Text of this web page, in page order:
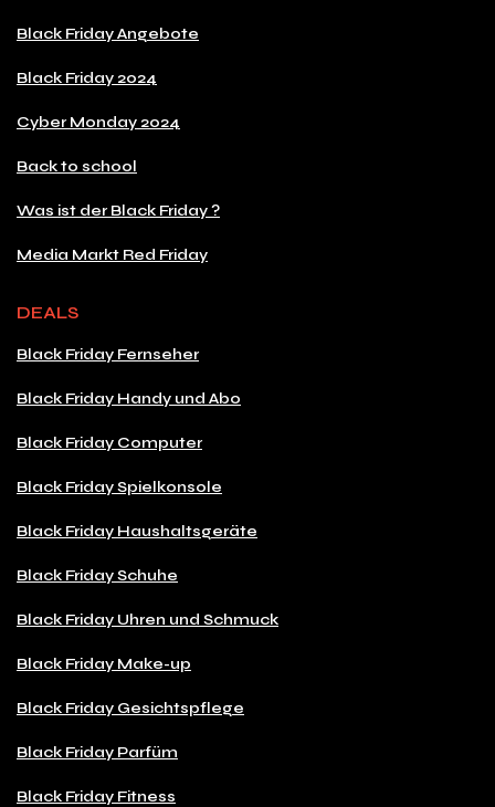
Black Friday Angebote
Black Friday 2024
Cyber Monday 2024
Back to school
Was ist der Black Friday ?
Media Markt Red Friday
DEALS
Black Friday Fernseher
Black Friday Handy und Abo
Black Friday Computer
Black Friday Spielkonsole
Black Friday Haushaltsgeräte
Black Friday Schuhe
Black Friday Uhren und Schmuck
Black Friday Make-up
Black Friday Gesichtspflege
Black Friday Parfüm
Black Friday Fitness